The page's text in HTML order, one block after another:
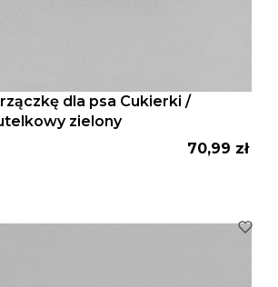
dla psa Cukierki /
zielony
Cena
70,99 zł